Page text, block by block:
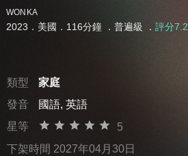
WONKA
2023．美國．116分鐘 ． 普遍級 ． 評分7.2
類型
家庭
發音
國語, 英語
星等
5
下架時間 2027年04月30日